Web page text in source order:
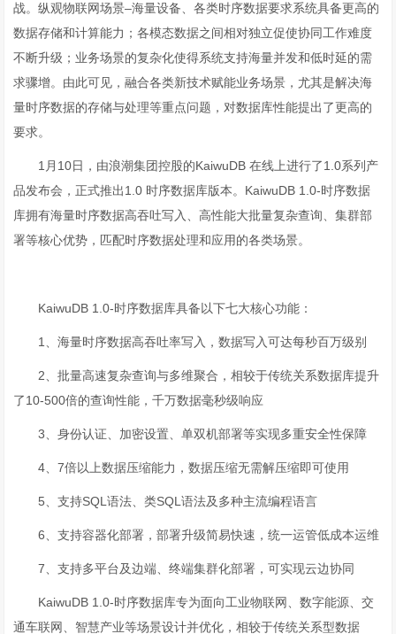
战。纵观物联网场景–海量设备、各类时序数据要求系统具备更高的
数据存储和计算能力；各模态数据之间相对独立促使协同工作难度
不断升级；业务场景的复杂化使得系统支持海量并发和低时延的需
求骤增。由此可见，融合各类新技术赋能业务场景，尤其是解决海
量时序数据的存储与处理等重点问题，对数据库性能提出了更高的
要求。
1月10日，由浪潮集团控股的KaiwuDB 在线上进行了1.0系列产
品发布会，正式推出1.0 时序数据库版本。KaiwuDB 1.0-时序数据
库拥有海量时序数据高吞吐写入、高性能大批量复杂查询、集群部
署等核心优势，匹配时序数据处理和应用的各类场景。
KaiwuDB 1.0-时序数据库具备以下七大核心功能：
1、海量时序数据高吞吐率写入，数据写入可达每秒百万级别
2、批量高速复杂查询与多维聚合，相较于传统关系数据库提升
了10-500倍的查询性能，千万数据毫秒级响应
3、身份认证、加密设置、单双机部署等实现多重安全性保障
4、7倍以上数据压缩能力，数据压缩无需解压缩即可使用
5、支持SQL语法、类SQL语法及多种主流编程语言
6、支持容器化部署，部署升级简易快速，统一运管低成本运维
7、支持多平台及边端、终端集群化部署，可实现云边协同
KaiwuDB 1.0-时序数据库专为面向工业物联网、数字能源、交
通车联网、智慧产业等场景设计并优化，相较于传统关系型数据